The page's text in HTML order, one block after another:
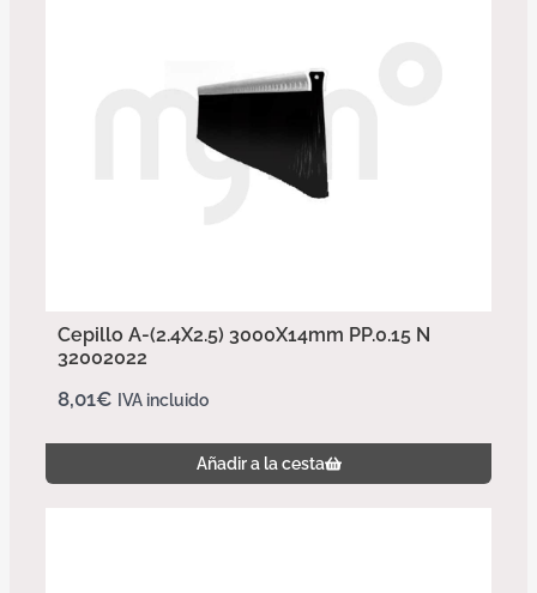
Cepillo A-(2.4X2.5) 3000X14mm PP.0.15 N
32002022
8,01€ IVA incluido
Añadir a la cesta